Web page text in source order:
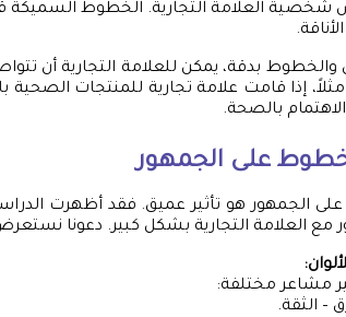
العلامة التجارية. الخطوط السميكة
والخطوط بدقة، يمكن للعلامة التجارية أن
إذا قامت علامة تجارية للمنتجات
بالصحة.
على الجمهور
على الجمهور هو تأثير عميق. فقد أظهرت
مع العلامة التجارية بشكل كبير. دعونا
مشاعر مختلفة:
– الثقة.